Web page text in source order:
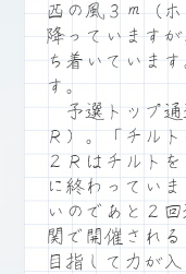
西の風３ｍ（
降っています
ち着いていま
す。
予選トップ通
Ｒ）。「チル
２Ｒはチルト
に終わってい
いのであと２
関で開催され
目指して力が入